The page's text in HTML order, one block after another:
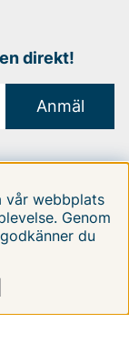
direkt!
Anmäl
vår webbplats
Genom
du